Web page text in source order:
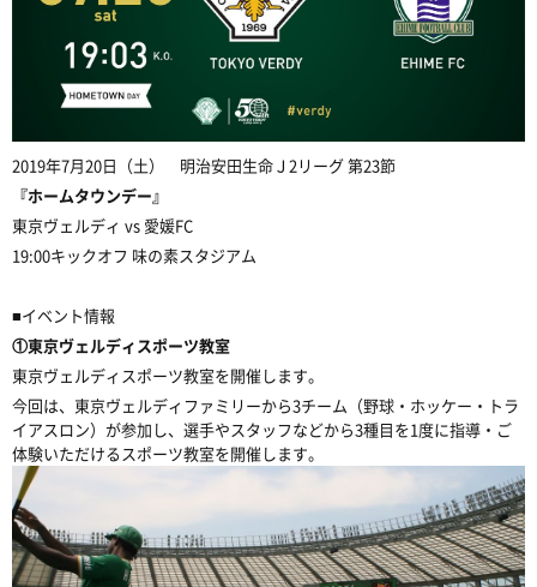
2019年7月20日（土） 明治安田生命Ｊ2リーグ 第23節
『ホームタウンデー』
東京ヴェルディ vs 愛媛FC
19:00キックオフ 味の素スタジアム
■イベント情報
①東京ヴェルディスポーツ教室
東京ヴェルディスポーツ教室を開催します。
今回は、東京ヴェルディファミリーから3チーム（野球・ホッケー・トラ
イアスロン）が参加し、選手やスタッフなどから3種目を1度に指導・ご
体験いただけるスポーツ教室を開催します。